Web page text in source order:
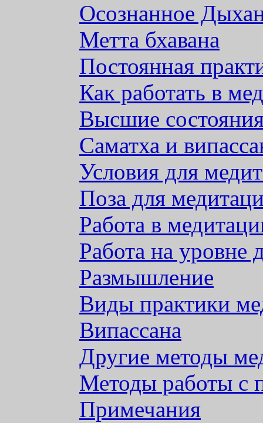
Осознанное
Метта бхавана
Постоянная
Как работать в
Высшие
Саматха и
Условия для
Поза для
Работа в
Работа на уровне
Размышление
Виды практики
Випассана
Другие методы
Методы работы с
Примечания